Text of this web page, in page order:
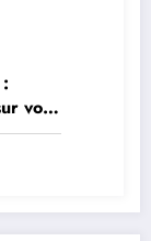
vos